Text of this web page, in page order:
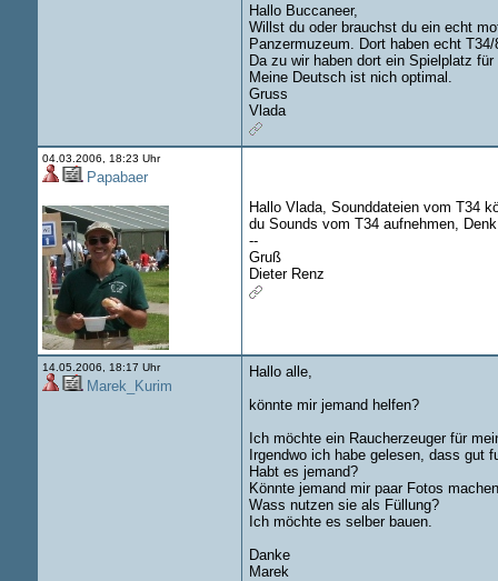
Hallo Buccaneer,
Willst du oder brauchst du ein echt
Panzermuzeum. Dort haben echt
Da zu wir haben dort ein Spielplatz
Meine Deutsch ist nich optimal.
Gruss
Vlada
04.03.2006, 18:23 Uhr
Papabaer
Hallo Vlada, Sounddateien vom T34
du Sounds vom T34 aufnehmen,
--
Gruß
Dieter Renz
14.05.2006, 18:17 Uhr
Marek_Kurim
Hallo alle,
könnte mir jemand helfen?
Ich möchte ein Raucherzeuger für
Irgendwo ich habe gelesen, dass gut
Habt es jemand?
Könnte jemand mir paar Fotos
Wass nutzen sie als Füllung?
Ich möchte es selber bauen.
Danke
Marek